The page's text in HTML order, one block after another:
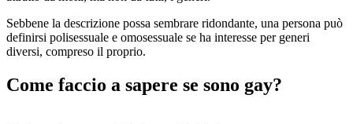
Sebbene la descrizione possa sembrare ridondante, una persona può
definirsi polisessuale e omosessuale se ha interesse per generi
diversi, compreso il proprio.
Come faccio a sapere se sono gay?